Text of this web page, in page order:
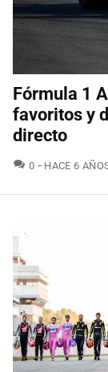
Fórmula 1
favoritos y
directo
0 COMENTARIOS
HACE 6